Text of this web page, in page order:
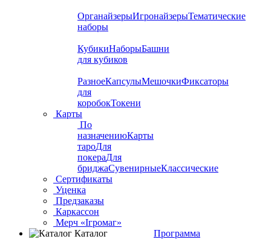
ОрганайзерыИгронайзерыТематические
наборы
КубикиНаборыБашни
для кубиков
РазноеКапсулыМешочкиФиксаторы
для
коробокТокени
Карты
По
назначениюКарты
тароДля
покераДля
бриджаСувенирныеКлассические
Сертификаты
Уценка
Предзаказы
Каркассон
Мерч «Ігромаг»
Каталог
Программа